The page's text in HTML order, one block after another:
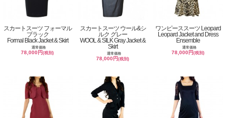
スカートスーツ フォーマル
ブラック
Formal Black Jacket & Skirt
通常価格
78,000円(税別)
スカートスーツ ウール&シ
ルク グレー
WOOL & SILK Gray Jacket &
Skirt
通常価格
78,000円(税別)
ワンピーススーツ Leopard
Leopard Jacket and Dress
Ensemble
通常価格
78,000円(税別)